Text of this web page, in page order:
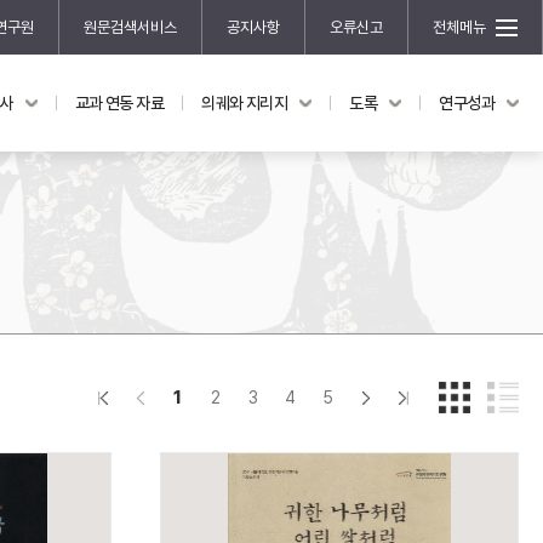
구원 원문검색서비스 공지사항 오류신고 전체메뉴
도록 연구성과
신진학자 초청 연구교류 사업
규장각-산기 연구비 지원 사업
기획연구
홍재 한국학 펠로십 프로그램
교과 연동 자료 의궤와 지리지 도록 연구성과
1 2 3 4 5